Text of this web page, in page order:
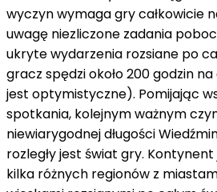
wyczyn wymaga gry całkowicie
uwagę niezliczone zadania
ukryte wydarzenia rozsiane po
gracz spędzi około 200 godzin
jest optymistyczne). Pomijając
spotkania, kolejnym ważnym
niewiarygodnej długości
rozległy jest świat gry. Kontynent
kilka różnych regionów z